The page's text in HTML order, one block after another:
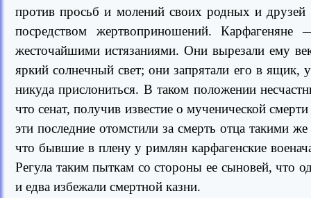
против просьб и молений своих родных и
посредством жертвоприношений.
жесточайшими истязаниями. Они вырезали ему
яркий солнечный свет; они запрятали его в
никуда прислониться. В таком положении
что сенат, получив известие о мученической
эти последние отомстили за смерть отца такими
что бывшие в плену у римлян карфагенские
Регула таким пыткам со стороны ее сыновей, что
и едва избежали смертной казни.